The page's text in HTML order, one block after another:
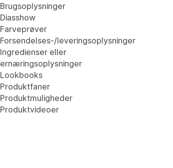
Brugsoplysninger
Diasshow
Farveprøver
Forsendelses-/leveringsoplysninger
Ingredienser eller
ernæringsoplysninger
Lookbooks
Produktfaner
Produktmuligheder
Produktvideoer